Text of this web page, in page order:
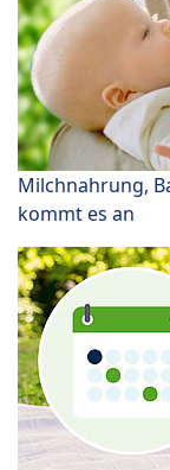
Milchnahrung,
kommt es an